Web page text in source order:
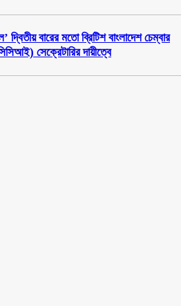
বারের মতো ব্রিটিশ বাংলাদেশ চেম্বার
সেক্রেটারির দায়ীত্বে